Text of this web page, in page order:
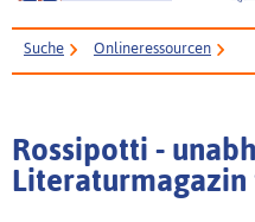
Suche Onlineressourcen
Rossipotti -
Literaturmagazin